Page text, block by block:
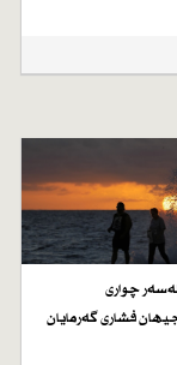
چواری
فشاری گەرمایان